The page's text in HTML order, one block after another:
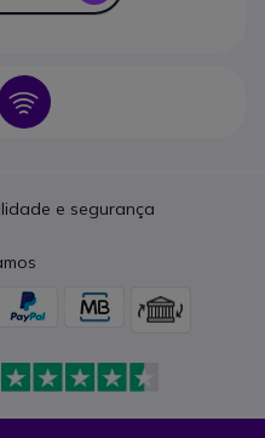
Icon
e segurança